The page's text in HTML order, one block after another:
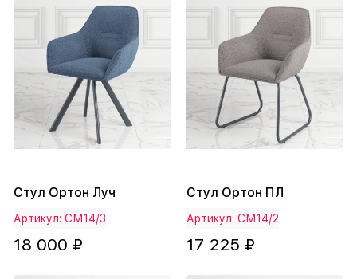
Стул Ортон Луч
Артикул: СМ14/3
18 000 ₽
Стул Ортон ПЛ
Артикул: СМ14/2
17 225 ₽